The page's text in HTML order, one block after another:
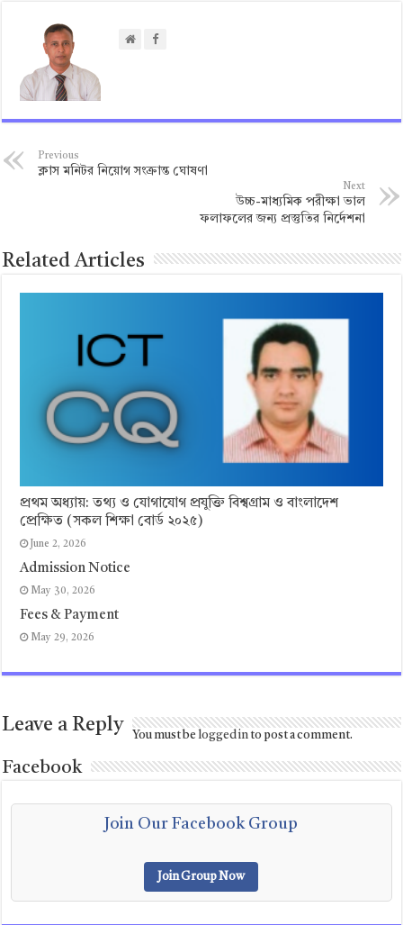
Previous
ক্লাস মনিটর নিয়োগ সংক্রান্ত ঘোষণা
Next
উচ্চ-মাধ্যমিক পরীক্ষা ভাল
ফলাফলের জন্য প্রস্তুতির নির্দেশনা
Related Articles
প্রথম অধ্যায়: তথ্য ও যোগাযোগ প্রযুক্তি বিশ্বগ্রাম ও বাংলাদেশ
প্রেক্ষিত (সকল শিক্ষা বোর্ড ২০২৫)
June 2, 2026
Admission Notice
May 30, 2026
Fees & Payment
May 29, 2026
Leave a Reply
You must belogged into post a comment.
Facebook
Join Our Facebook Group
Join Group Now